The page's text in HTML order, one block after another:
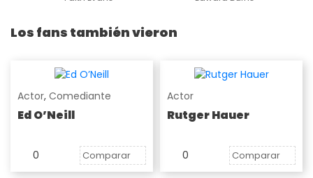
Los fans también vieron
Actor, Comediante
Ed O’Neill
0 Comparar
Actor
Rutger Hauer
0 Comparar